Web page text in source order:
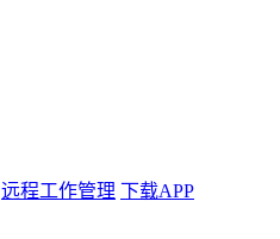
远程工作管理 下载APP